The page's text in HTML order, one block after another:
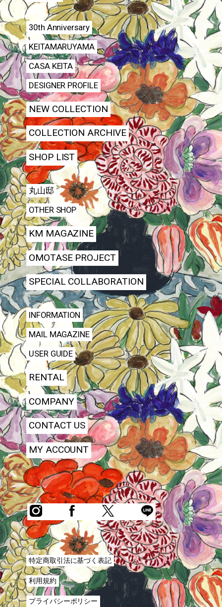
30th Anniversary
KEITAMARUYAMA
CASA KEITA
DESIGNER PROFILE
NEW COLLECTION
COLLECTION ARCHIVE
SHOP LIST
丸山邸
OTHER SHOP
KM MAGAZINE
OMOTASE PROJECT
SPECIAL COLLABORATION
INFORMATION
MAIL MAGAZINE
USER GUIDE
RENTAL
COMPANY
CONTACT US
MY ACCOUNT
特定商取引法に基づく表記
利用規約
プライバシーポリシー